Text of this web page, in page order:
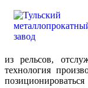
из рельсов,
технология